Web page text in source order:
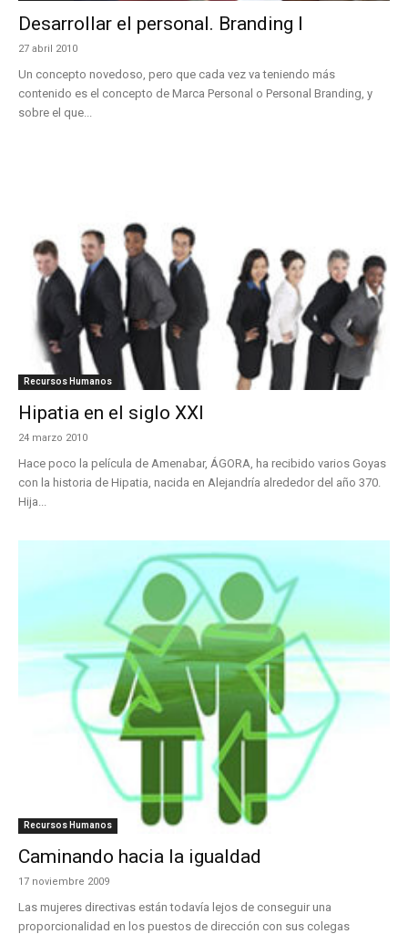
Desarrollar el personal. Branding I
27 abril 2010
Un concepto novedoso, pero que cada vez va teniendo más
contenido es el concepto de Marca Personal o Personal Branding, y
sobre el que...
Recursos Humanos
Hipatia en el siglo XXI
24 marzo 2010
Hace poco la película de Amenabar, ÁGORA, ha recibido varios Goyas
con la historia de Hipatia, nacida en Alejandría alrededor del año 370.
Hija...
Recursos Humanos
Caminando hacia la igualdad
17 noviembre 2009
Las mujeres directivas están todavía lejos de conseguir una
proporcionalidad en los puestos de dirección con sus colegas